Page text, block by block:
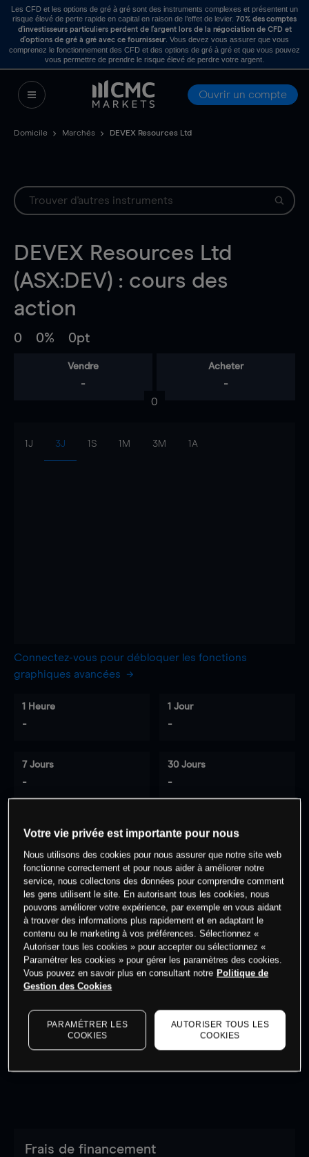
Les CFD et les options de gré à gré sont des instruments complexes et présentent un
risque élevé de perte rapide en capital en raison de l’effet de levier. 70% des comptes
d’investisseurs particuliers perdent de l’argent lors de la négociation de CFD et
d’options de gré à gré avec ce fournisseur . Vous devez vous assurer que vous
comprenez le fonctionnement des CFD et des options de gré à gré et que vous pouvez
vous permettre de prendre le risque élevé de perdre votre argent.
Ouvrir un compte
Domicile Marchés DEVEX Resources Ltd
DEVEX Resources Ltd
(ASX:DEV) : cours des
action
0 0% 0pt
Vendre
-
Acheter
-
0
1J 3J 1S 1M 3M 1A
Connectez-vous pour débloquer les fonctions
graphiques avancées
1 Heure
-
1 Jour
-
7 Jours
-
30 Jours
-
0 % des clients ont une position à
cet actif
Commencez à trader
dernières données du marché.Log into see latest
market data
Frais de financement
Votre vie privée est importante pour nous
Nous utilisons des cookies pour nous assurer que notre site web
fonctionne correctement et pour nous aider à améliorer notre
service, nous collectons des données pour comprendre comment
les gens utilisent le site. En autorisant tous les cookies, nous
pouvons améliorer votre expérience, par exemple en vous aidant
à trouver des informations plus rapidement et en adaptant le
contenu ou le marketing à vos préférences. Sélectionnez «
Autoriser tous les cookies » pour accepter ou sélectionnez «
Paramétrer les cookies » pour gérer les paramètres des cookies.
Vous pouvez en savoir plus en consultant notre Politique de
Gestion des Cookies
PARAMÉTRER LES
COOKIES
AUTORISER TOUS LES
COOKIES